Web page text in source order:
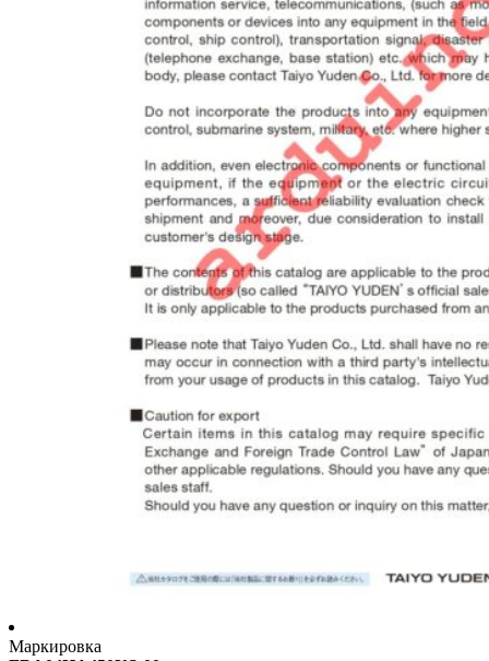
Маркировка